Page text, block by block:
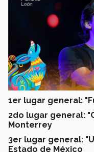
1er lugar general:
2do lugar general:
Monterrey
3er lugar general:
Estado de México